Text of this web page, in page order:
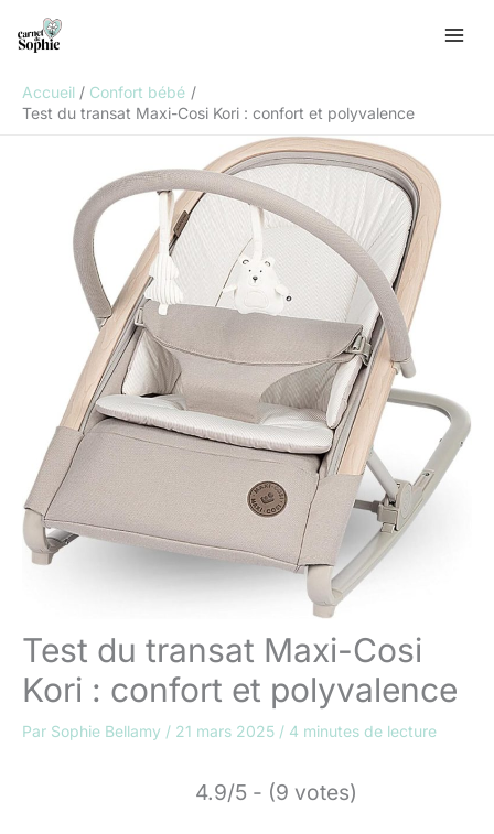
Accueil
Confort bébé
Test du transat Maxi-Cosi Kori : confort et polyvalence
Test du transat Maxi-Cosi
Kori : confort et polyvalence
Par Sophie Bellamy / 21 mars 2025 / 4 minutes de lecture
4.9/5 - (9 votes)
e
h